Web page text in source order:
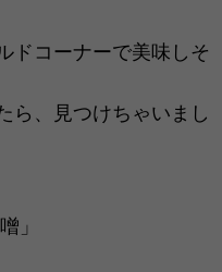
ドコーナーで美味しそ
ら、見つけちゃいまし
」